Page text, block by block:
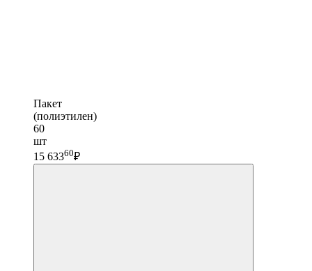
Пакет
(полиэтилен)
60
шт
15 63360₽